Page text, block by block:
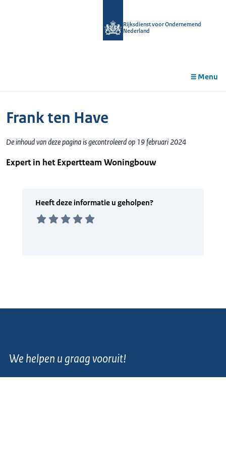
Rijksdienst voor Ondernemend
Nederland
Menu
Frank ten Have
De inhoud van deze pagina is gecontroleerd op 19 februari 2024
Expert in het Expertteam Woningbouw
We helpen u graag vooruit!